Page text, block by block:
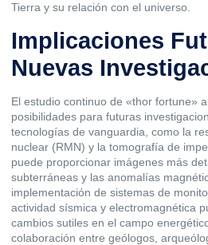
Tierra y su relación con el universo.
Implicaciones
Nuevas
El estudio continuo de «thor fortune»
posibilidades para futuras
tecnologías de vanguardia, como la
nuclear (RMN) y la tomografía de
puede proporcionar imágenes más
subterráneas y las anomalías
implementación de sistemas de
actividad sísmica y electromagnética
cambios sutiles en el campo
colaboración entre geólogos,